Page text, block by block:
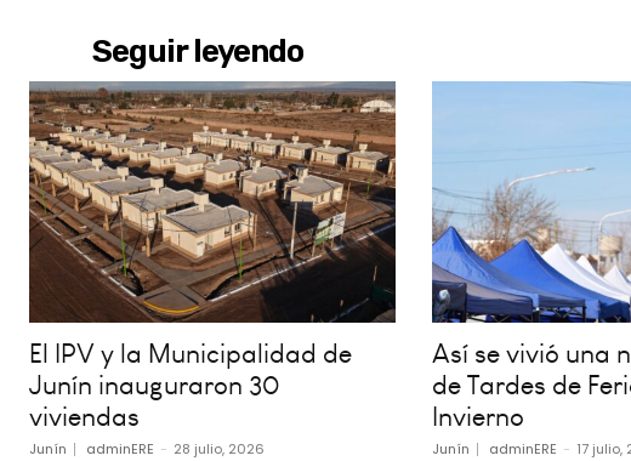
Seguir leyendo
El IPV y la Municipalidad de
Junín inauguraron 30
viviendas
Junín adminERE - 28 julio, 2026
Así se vivió una
de Tardes de
Invierno
Junín adminERE - 17 julio,